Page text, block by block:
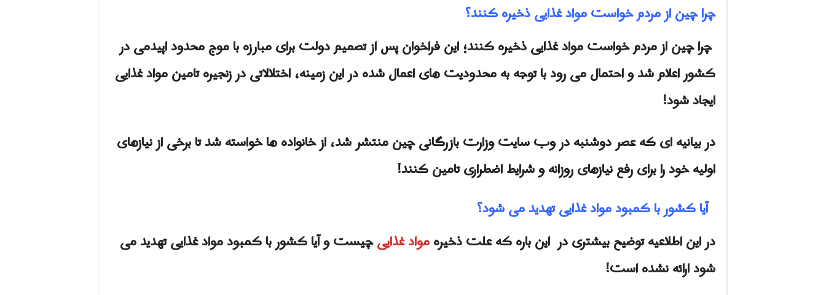
چرا چین از مردم خواست مواد غذایی ذخیره کنند؟
چرا چین از مردم خواست مواد غذایی ذخیره کنند؛ این فراخوان پس از تصمیم دولت برای مبارزه با موج محدود اپیدمی در
کشور اعلام شد و احتمال می رود با توجه به محدودیت های اعمال شده در این زمینه، اختلالاتی در زنجیره تامین مواد غذایی
ایجاد شود!
در بیانیه ای که عصر دوشنبه در وب سایت وزارت بازرگانی چین منتشر شد، از خانواده ها خواسته شد تا برخی از نیازهای
اولیه خود را برای رفع نیازهای روزانه و شرایط اضطراری تامین کنند!
آیا کشور با کمبود مواد غذایی تهدید می شود؟
در این اطلاعیه توضیح بیشتری در این باره که علت ذخیرهمواد غذاییچیست و آیا کشور با کمبود مواد غذایی تهدید می
شود ارائه نشده است!